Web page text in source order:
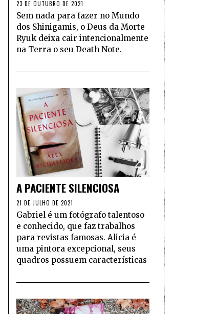
23 DE OUTUBRO DE 2021
Sem nada para fazer no Mundo
dos Shinigamis, o Deus da Morte
Ryuk deixa cair intencionalmente
na Terra o seu Death Note.
4
A PACIENTE SILENCIOSA
21 DE JULHO DE 2021
Gabriel é um fotógrafo talentoso
e conhecido, que faz trabalhos
para revistas famosas. Alicia é
uma pintora excepcional, seus
quadros possuem características